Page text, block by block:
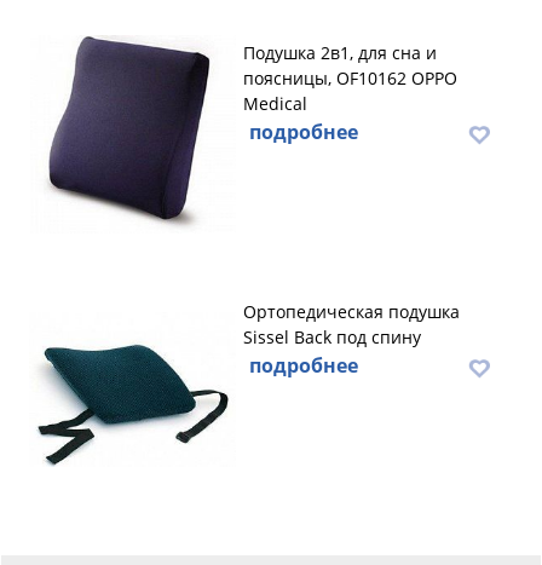
Подушка 2в1, для сна и
поясницы, OF10162 OPPO
Medical
подробнее
Ортопедическая подушка
Sissel Back под спину
подробнее